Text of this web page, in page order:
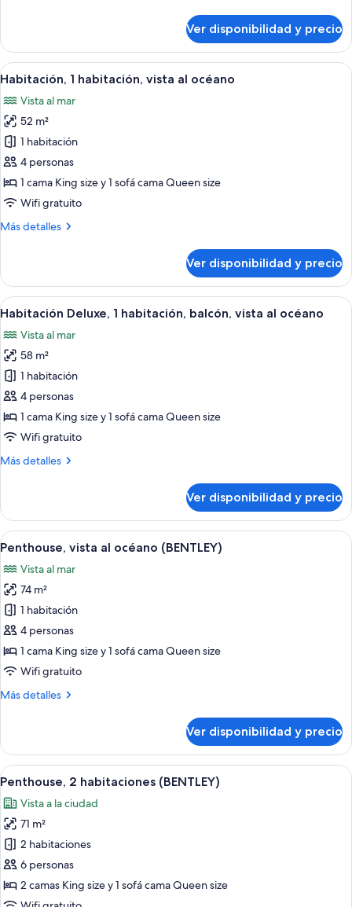
2
habitaciones,
balcón
Ver disponibilidad y precio
Ver
todas
las
fotos
de
Habitación,
1
habitación,
al
Habitación de hotel con un ventanal
6
Habitación, 1 habitación, vista al océano
Vista al mar
52 m²
1 habitación
4 personas
1 cama King size y 1 sofá cama Queen size
Wifi gratuito
Más detalles
Más
1
habitación,
vista
océano
Ver disponibilidad y precio
Ver
todas
las
fotos
de
Habitación
Deluxe,
1
habitación,
balcón,
océano
Un balcón con mesa y sillas de
6
Habitación Deluxe, 1 habitación, balcón, vista al océano
Vista al mar
58 m²
1 habitación
4 personas
1 cama King size y 1 sofá cama Queen size
Wifi gratuito
Más detalles
Más
Deluxe,
habitación,
vista
al
océano
Ver disponibilidad y precio
Ver
todas
las
fotos
de
Penthouse,
vista
al
océano
(BENTLEY)
Terraza en la azotea con sillones de
6
Penthouse, vista al océano (BENTLEY)
Vista al mar
74 m²
1 habitación
4 personas
1 cama King size y 1 sofá cama Queen size
Wifi gratuito
Más detalles
Más
vista
al
océano
Ver disponibilidad y precio
Ver
todas
las
fotos
de
Penthouse,
2
habitaciones
Terraza en la azotea con tumbonas,
9
Penthouse, 2 habitaciones (BENTLEY)
Vista a la ciudad
71 m²
2 habitaciones
6 personas
2 camas King size y 1 sofá cama Queen size